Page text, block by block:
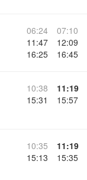
06:24 07:10
11:47
12:09
16:25
16:45
10:38 11:19
15:31
15:57
10:35 11:19
15:13
15:35